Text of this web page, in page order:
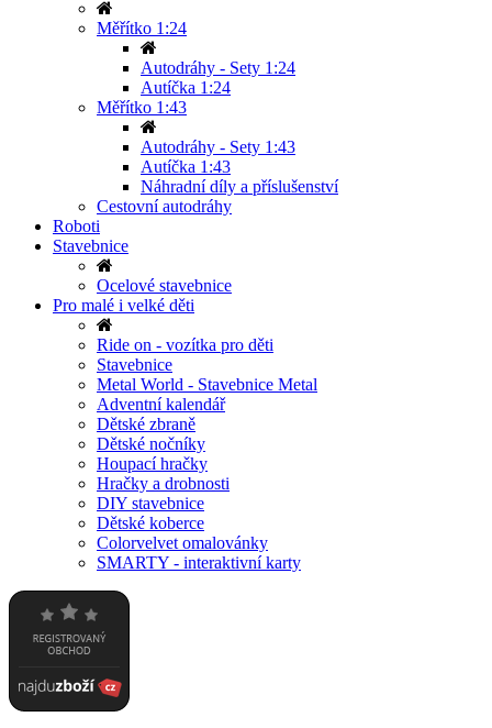
Měřítko 1:24
Autodráhy - Sety 1:24
Autíčka 1:24
Měřítko 1:43
Autodráhy - Sety 1:43
Autíčka 1:43
Náhradní díly a příslušenství
Cestovní autodráhy
Roboti
Stavebnice
Ocelové stavebnice
Pro malé i velké děti
Ride on - vozítka pro děti
Stavebnice
Metal World - Stavebnice Metal
Adventní kalendář
Dětské zbraně
Dětské nočníky
Houpací hračky
Hračky a drobnosti
DIY stavebnice
Dětské koberce
Colorvelvet omalovánky
SMARTY - interaktivní karty